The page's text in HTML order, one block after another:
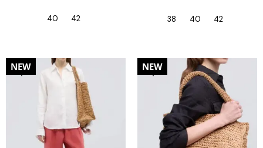
40 42 38 40 42
20%
NEW 20%
NEW